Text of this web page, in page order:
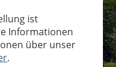
ist
Informationen
über unser
.